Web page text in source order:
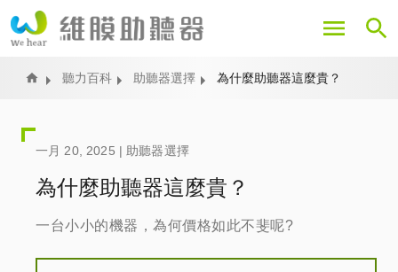
至
內
Home 聽力百科 助聽器選擇 為什麼助聽器這麼貴？
一月 20, 2025 | 助聽器選擇
為什麼助聽器這麼貴？
一台小小的機器，為何價格如此不斐呢?